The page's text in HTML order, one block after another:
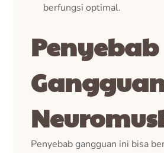
berfungsi optimal.
Penyebab
Penyebab gangguan ini bisa